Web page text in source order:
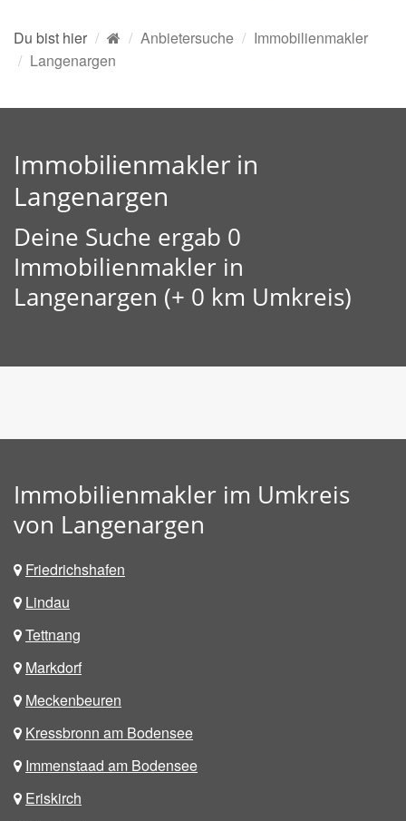
Du bist hier Anbietersuche
Immobilienmakler
Langenargen
Immobilienmakler in
Langenargen
Deine Suche ergab 0
Immobilienmakler in
Langenargen (+ 0 km Umkreis)
Immobilienmakler im Umkreis
von Langenargen
Friedrichshafen
Lindau
Tettnang
Markdorf
Meckenbeuren
Kressbronn am Bodensee
Immenstaad am Bodensee
Eriskirch